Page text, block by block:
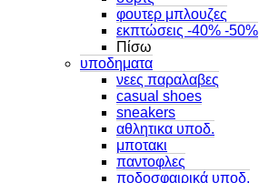
φουτερ μπλουζες
εκπτώσεις -40% -50%
Πίσω
υποδηματα
νεες παραλαβες
casual shoes
sneakers
αθλητικα υποδ.
μποτακι
παντοφλες
ποδοσφαιρικά υποδ.